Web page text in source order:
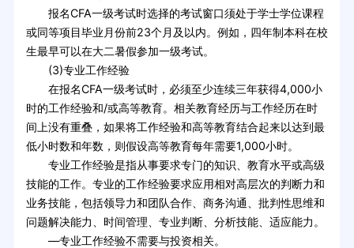
报名CFA一级考试时选择的考试窗口须处于学士学位课程
或同等项目毕业月份前23个月及以内。例如，四年制本科在校
生最早可以在大二暑假参加一级考试。
(3)专业工作经验
在报名CFA一级考试时，必须至少连续三年获得4,000小
时的工作经验和/或高等教育。相关教育经历与工作经历在时
间上没有重叠，如果将工作经验和高等教育结合起来以达到最
低小时数和年数，则假设高等教育每年需要1,000小时。
专业工作经验是指从事要求专门的知识、教育水平或高级
技能的工作。专业的工作经验要求应用相对高层次的判断力和
业务技能，包括领导力和团队合作、商务沟通、批判性思维和
问题解决能力、时间管理、专业判断、分析技能、适应能力。
—专业工作经验不需要与投资相关。